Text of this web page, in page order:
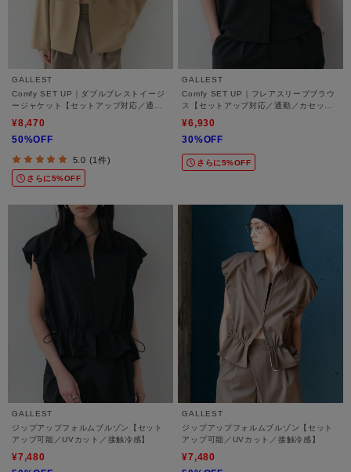
GALLEST
Comfy SET UP｜ダブルブレストイージ
ージャケット【セットアップ対応／通勤
／カセット服／接触冷感／UVカット】
¥8,470
50%OFF
5.0 (1件)
さらに5%OFF
GALLEST
Comfy SET UP｜フレアスリーブブラウ
ス【セットアップ対応／通勤／カセット
服／接触冷感／UVカット】
¥6,930
30%OFF
さらに5%OFF
GALLEST
ジップアップフォルムブルゾン【セット
アップ可能／UVカット／接触冷感】
¥7,480
GALLEST
ジップアップフォルムブルゾン【セット
アップ可能／UVカット／接触冷感】
¥7,480